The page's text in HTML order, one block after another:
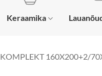
Keraamika
KOMPLEKT 160X200+2/